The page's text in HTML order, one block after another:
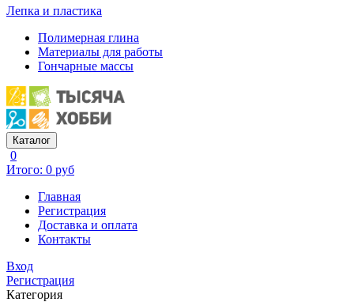
Лепка и пластика
Полимерная глина
Материалы для работы
Гончарные массы
Каталог
0
Итого: 0 руб
Главная
Регистрация
Доставка и оплата
Контакты
Вход
Регистрация
Категория